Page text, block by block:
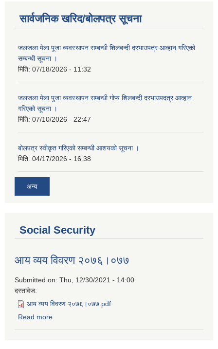
सार्वजनिक खरिद/बोलपत्र सूचना
जलजला मेला पूजा व्यवस्थापन सम्बन्धी शिलबन्दी दरभाउपत्र आव्हान गरिएको
सम्बन्धी सूचना ।
मिति: 07/18/2026 - 11:32
जलजला मेला पुजा व्यवस्थापन सम्बन्धी गोप्य शिलबन्दी दरभाउपदत्र आव्हान
गरिएको सूचना ।
मिति: 07/10/2026 - 22:47
बोलपत्र स्वीकृत गरिएको सम्बन्धी आशयको सूचना ।
मिति: 04/17/2026 - 16:38
अन्य
Social Security
आय व्यय विवरण २०७६।०७७
Submitted on: Thu, 12/30/2021 - 14:00
दस्तावेज:
आय व्यय विवरण २०७६।०७७.pdf
Read more